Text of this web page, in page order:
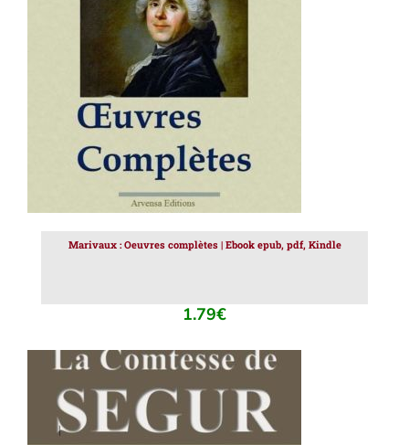
AJOUTER AU PANIER / DÉTAILS
Marivaux : Oeuvres complètes | Ebook epub, pdf, Kindle
1.79€